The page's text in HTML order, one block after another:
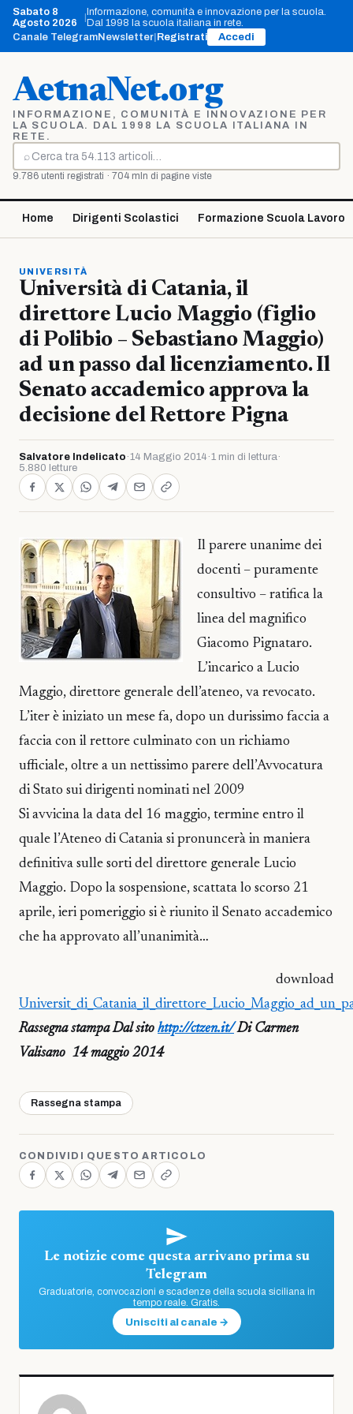
Vai
contenuto
Sabato 8
Agosto 2026
Informazione, comunità e innovazione per la scuola.
Dal 1998 la scuola italiana in rete.
Canale TelegramNewsletter Registrati Accedi
AetnaNet.org
INFORMAZIONE, COMUNITÀ E INNOVAZIONE PER
LA SCUOLA. DAL 1998 LA SCUOLA ITALIANA IN
RETE.
⌕
Cerca
9.786 utenti registrati · 704 mln di pagine viste
Home Dirigenti Scolastici Formazione Scuola Lavoro
UNIVERSITÀ
Università di Catania, il
direttore Lucio Maggio (figlio
di Polibio – Sebastiano Maggio)
ad un passo dal licenziamento. Il
Senato accademico approva la
decisione del Rettore Pigna
Salvatore Indelicato ·14 Maggio 2014 ·1 min di lettura·
5.880 letture
Il parere unanime dei
docenti – puramente
consultivo – ratifica la
linea del magnifico
Giacomo Pignataro.
L’incarico a Lucio
Maggio, direttore generale dell’ateneo, va revocato.
L’iter è iniziato un mese fa, dopo un durissimo faccia a
faccia con il rettore culminato con un richiamo
ufficiale, oltre a un nettissimo parere dell’Avvocatura
di Stato sui dirigenti nominati nel 2009
Si avvicina la data del 16 maggio, termine entro il
quale l’Ateneo di Catania si pronuncerà in maniera
definitiva sulle sorti del direttore generale Lucio
Maggio. Dopo la sospensione, scattata lo scorso 21
aprile, ieri pomeriggio si è riunito il Senato accademico
che ha approvato all’unanimità…
download
Rassegna stampa Dal sito http://ctzen.it/Di Carmen
Valisano 14 maggio 2014
Rassegna stampa
CONDIVIDI QUESTO ARTICOLO
Le notizie come questa arrivano prima su
Telegram
Graduatorie, convocazioni e scadenze della scuola siciliana in
tempo reale. Gratis.
Unisciti al canale →